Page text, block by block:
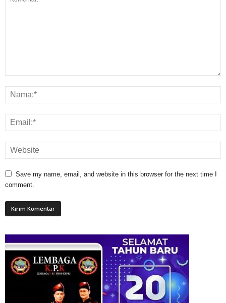
Save my name, email, and website in this browser for the next time I
comment.